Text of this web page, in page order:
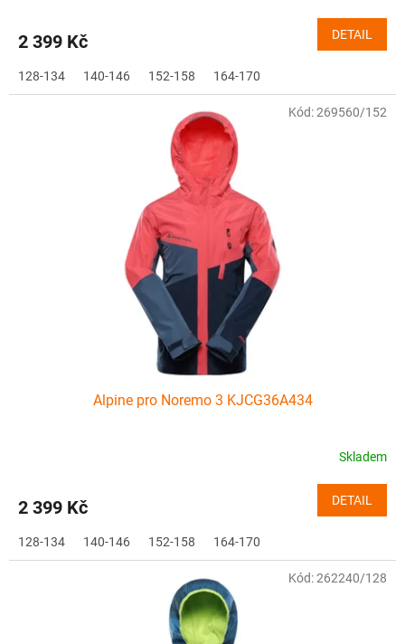
2 399 Kč DETAIL
128-134 140-146 152-158 164-170
Alpine pro Noremo 3 KJCG36A434
Skladem
2 399 Kč DETAIL
128-134 140-146 152-158 164-170
Kód:269560/152
Kód:262240/128